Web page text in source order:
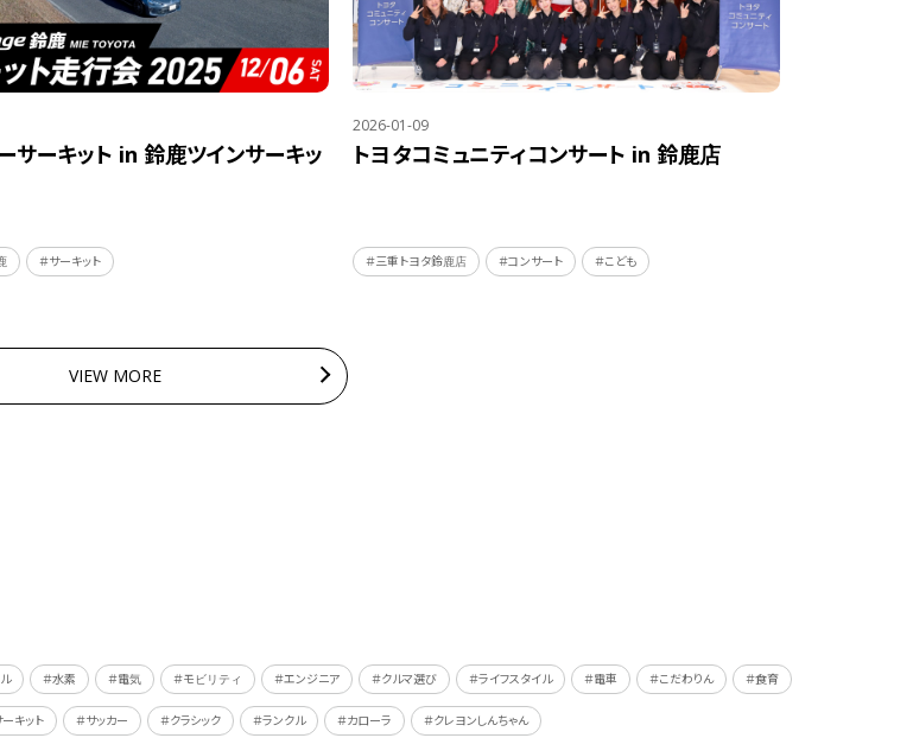
サーキット in 鈴鹿ツインサーキッ
＃サーキット
2026-01-09
トヨタコミュニティコンサート in 鈴鹿店
＃三重トヨタ鈴鹿店 ＃コンサート ＃こども
VIEW MORE
＃水素 ＃電気 ＃モビリティ ＃エンジニア ＃クルマ選び ＃ライフスタイル ＃電車 ＃こだわりん ＃食育
ーキット ＃サッカー ＃クラシック ＃ランクル ＃カローラ ＃クレヨンしんちゃん